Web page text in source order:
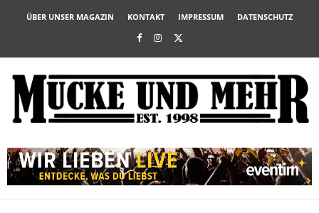
ÜBER UNSER MAGAZIN KONTAKT IMPRESSUM DATENSCHUTZ